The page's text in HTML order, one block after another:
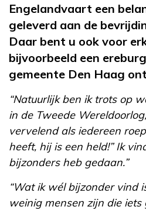
Engelandvaart een
geleverd aan de
Daar bent u ook voor
bijvoorbeeld een
gemeente Den Haag
“Natuurlijk ben ik trots op
in de Tweede
vervelend als iedereen
heeft, hij is een held!” Ik
bijzonders heb gedaan.”
“Wat ik wél bijzonder vind
weinig mensen zijn die